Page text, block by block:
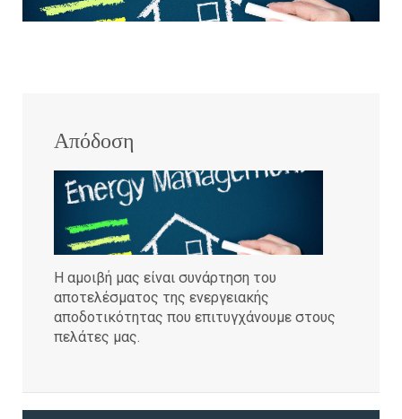
Απόδοση
Η αμοιβή μας είναι συνάρτηση του
αποτελέσματος της ενεργειακής
αποδοτικότητας που επιτυγχάνουμε στους
πελάτες μας.